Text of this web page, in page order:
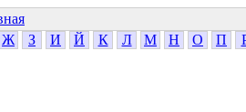
Ж З И Й К Л М Н О П